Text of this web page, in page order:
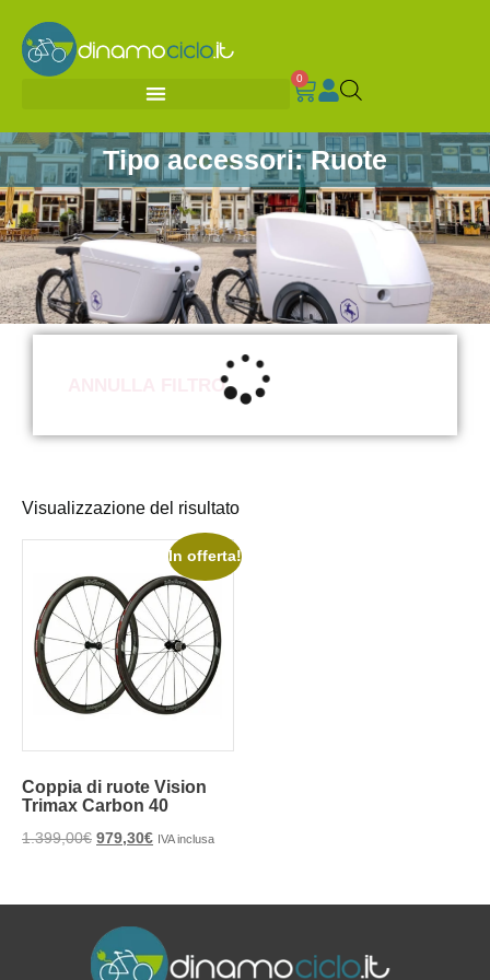
0
Tipo accessori: Ruote
ANNULLA FILTRO
Visualizzazione del risultato
In offerta!
Coppia di ruote Vision
Trimax Carbon 40
1.399,00€ 979,30€ IVA inclusa